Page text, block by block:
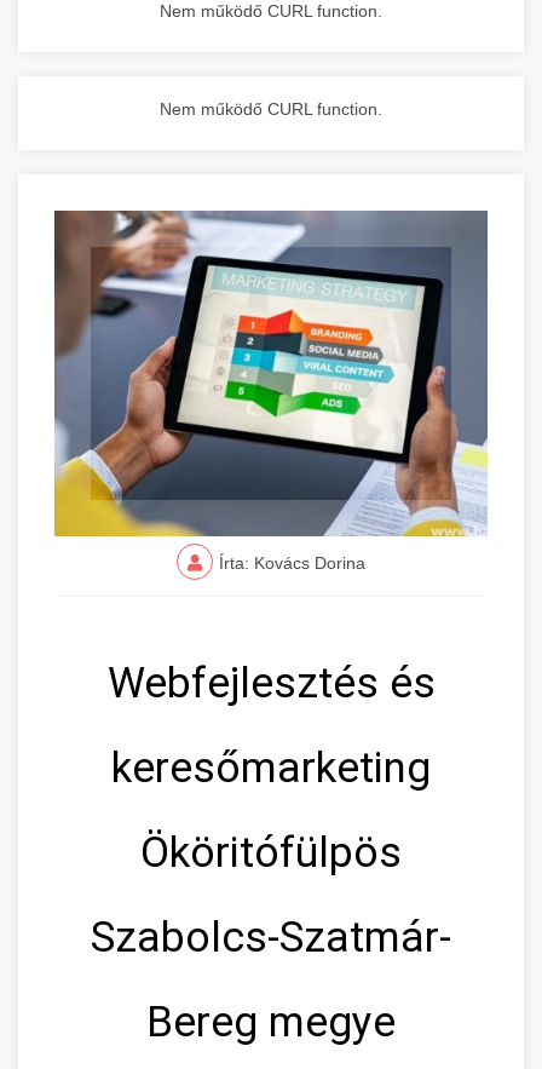
Nem működő CURL function.
Nem működő CURL function.
Írta: Kovács Dorina
Webfejlesztés és
keresőmarketing
Ököritófülpös
Szabolcs-Szatmár-
Bereg megye